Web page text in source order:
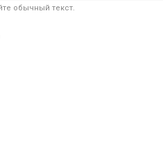
обычный текст.